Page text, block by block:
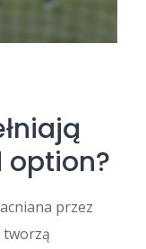
option?
przez